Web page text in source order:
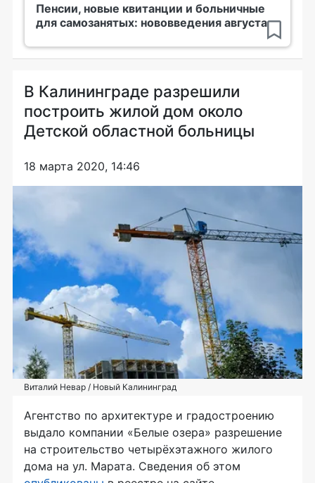
Пенсии, новые квитанции и больничные
для самозанятых: нововведения августа
В Калининграде разрешили
построить жилой дом около
Детской областной больницы
18 марта 2020, 14:46
Виталий Невар / Новый Калининград
Агентство по архитектуре и градостроению
выдало компании «Белые озера» разрешение
на строительство четырёхэтажного жилого
дома на ул. Марата. Сведения об этом